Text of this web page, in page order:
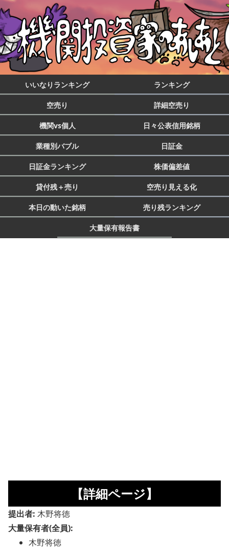
いいなりランキング ランキング
空売り 詳細空売り
機関vs個人 日々公表信用銘柄
業種別バブル 日証金
日証金ランキング 株価偏差値
貸付残＋売り 空売り見える化
本日の動いた銘柄 売り残ランキング
大量保有報告書
【詳細ページ】
提出者: 木野将徳
大量保有者(全員):
木野将徳